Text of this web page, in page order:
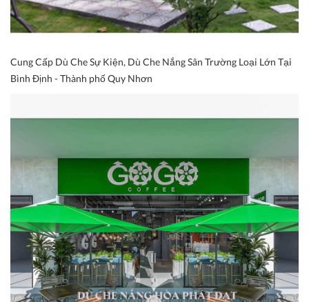
Cung Cấp Dù Che Sự Kiện, Dù Che Nắng Sân Trường Loại Lớn Tại
Bình Định - Thành phố Quy Nhơn